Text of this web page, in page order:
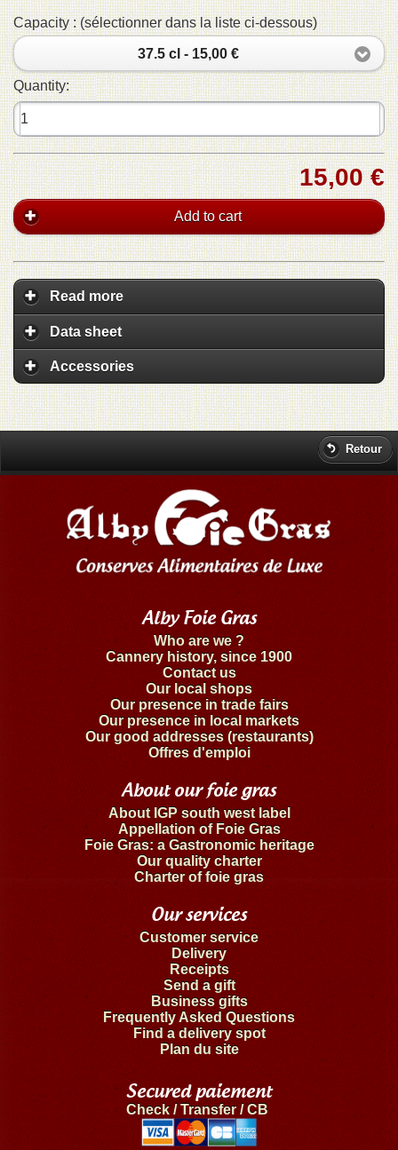
Capacity : (sélectionner dans la liste ci-dessous)
37.5 cl - 15,00 €
Quantity:
15,00 €
Add to cart
Read more
Data sheet
Accessories
Retour
Alby Foie Gras
Who are we ?
Cannery history, since 1900
Contact us
Our local shops
Our presence in trade fairs
Our presence in local markets
Our good addresses (restaurants)
Offres d'emploi
About our foie gras
About IGP south west label
Appellation of Foie Gras
Foie Gras: a Gastronomic heritage
Our quality charter
Charter of foie gras
Our services
Customer service
Delivery
Receipts
Send a gift
Business gifts
Frequently Asked Questions
Find a delivery spot
Plan du site
Secured paiement
Check / Transfer / CB